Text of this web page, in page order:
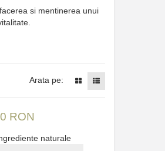
si mentinerea unui
Arata pe:
RON
naturale